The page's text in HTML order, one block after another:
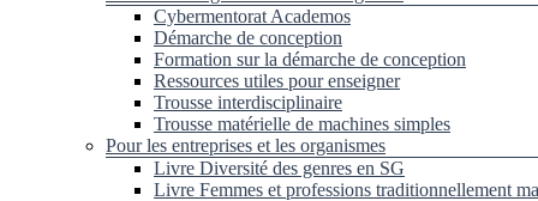
Cybermentorat Academos
Démarche de conception
Formation sur la démarche de conception
Ressources utiles pour enseigner
Trousse interdisciplinaire
Trousse matérielle de machines simples
Pour les entreprises et les organismes
Livre Diversité des genres en SG
Livre Femmes et professions traditionnellement